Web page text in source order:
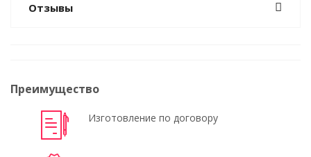
Отзывы
Преимущество
Изготовление по договору